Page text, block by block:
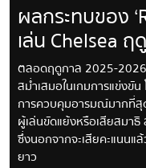
ผลกระทบของ
เล่น Chelsea
ตลอดฤดูกาล 2025-
สม่ำเสมอในเกมการแข่งขั
การควบคุมอารมณ์มากที่สุด
ผู้เล่นขัดแย้งหรือเสียสมา
ซึ่งนอกจากจะเสียคะแนนแ
ยาว